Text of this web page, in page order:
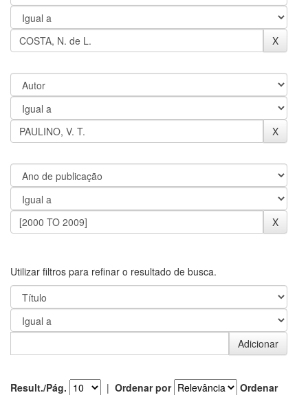
Utilizar filtros para refinar o resultado de busca.
Result./Pág. | Ordenar por
Ordenar